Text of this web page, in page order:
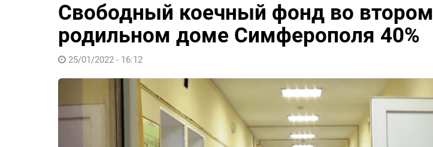
Свободный коечный фонд во втором
родильном доме Симферополя 40%
25/01/2022 - 16:12